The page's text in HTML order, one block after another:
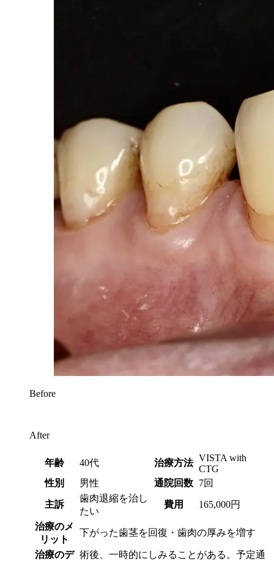
Before
After
年齢 40代 治療方法 VISTA with
CTG
性別
男性 通院回数 7回
主訴
歯肉退縮を治し
たい
費用 165,000円
治療のメ
リット
下がった歯茎を回復・歯肉の厚みを増す
治療のデ 術後、一時的にしみることがある。予定通